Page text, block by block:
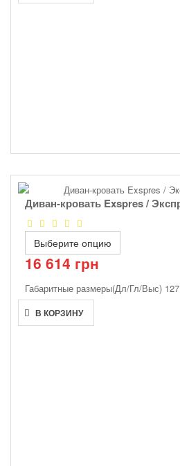
Диван-кровать Exspres /
Выберите опцию
16 614 грн
Габаритные размеры(Дл/Гл/Выс)
В КОРЗИНУ